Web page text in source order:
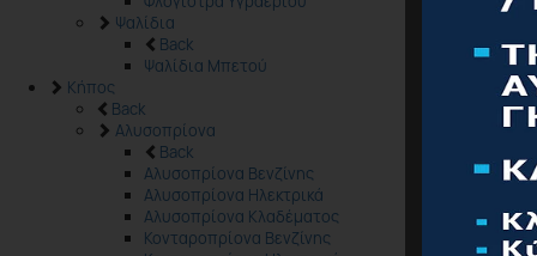
Ψαλίδια
Back
Ψαλίδια Μπετού
Κήπος
Back
Αλυσοπρίονα
Back
Αλυσοπρίονα Βενζίνης
Αλυσοπρίονα Ηλεκτρικά
Αλυσοπρίονα Κλαδέματος
Κονταροπρίονα Βενζίνης